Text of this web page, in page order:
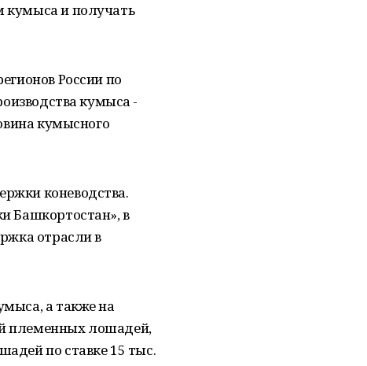
кумыса и получать
России по
кумыса -
кумысного
коневодства.
Башкортостан», в
отрасли в
а также на
племенных лошадей,
по ставке 15 тыс.